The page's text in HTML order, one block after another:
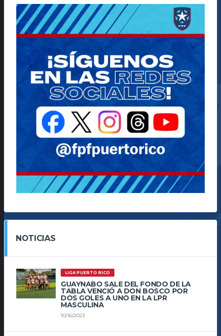
NOTICIAS
LIGA PUERTO RICO
GUAYNABO SALE DEL FONDO DE LA
TABLA VENCIÓ A DON BOSCO POR
DOS GOLES A UNO EN LA LPR
MASCULINA
10/16/2023